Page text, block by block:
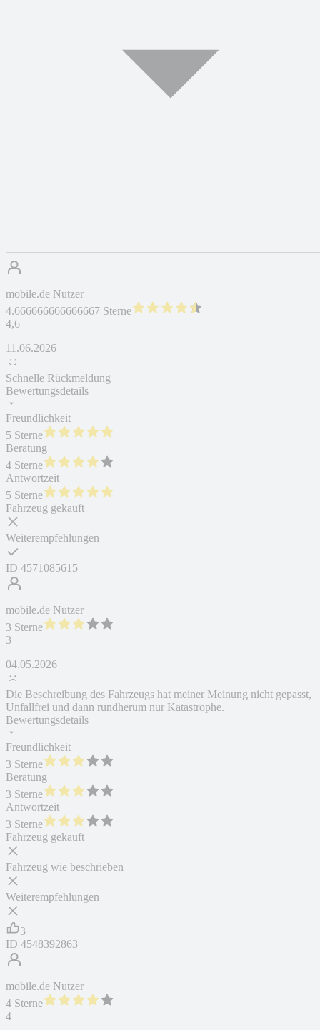
mobile.de Nutzer
4.666666666666667 Sterne
4,6
11.06.2026
Schnelle Rückmeldung
Bewertungsdetails
Freundlichkeit
5 Sterne
Beratung
4 Sterne
Antwortzeit
5 Sterne
Fahrzeug gekauft
Weiterempfehlungen
ID 4571085615
mobile.de Nutzer
3 Sterne
3
04.05.2026
Die Beschreibung des Fahrzeugs hat meiner Meinung nicht gepasst,
Unfallfrei und dann rundherum nur Katastrophe.
Bewertungsdetails
Freundlichkeit
3 Sterne
Beratung
3 Sterne
Antwortzeit
3 Sterne
Fahrzeug gekauft
Fahrzeug wie beschrieben
Weiterempfehlungen
3
ID 4548392863
mobile.de Nutzer
4 Sterne
4